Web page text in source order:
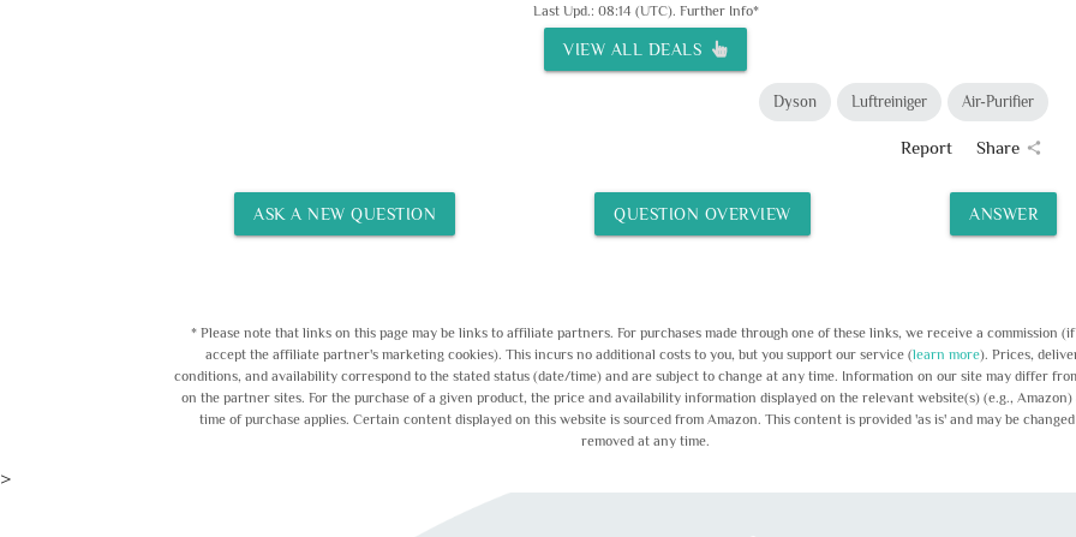
Last Upd.: 08:14 (UTC). Further Info*
VIEW ALL DEALS
Dyson Luftreiniger Air-Purifier
Report Share share
ASK A NEW QUESTION QUESTION OVERVIEW ANSWER
* Please note that links on this page may be links to affiliate partners. For purchases made through one of these links, we receive a commission
accept the affiliate partner's marketing cookies). This incurs no additional costs to you, but you support our service (learn more). Prices,
conditions, and availability correspond to the stated status (date/time) and are subject to change at any time. Information on our site may differ
on the partner sites. For the purchase of a given product, the price and availability information displayed on the relevant website(s) (e.g., Amazon)
time of purchase applies. Certain content displayed on this website is sourced from Amazon. This content is provided 'as is' and may be
removed at any time.
>